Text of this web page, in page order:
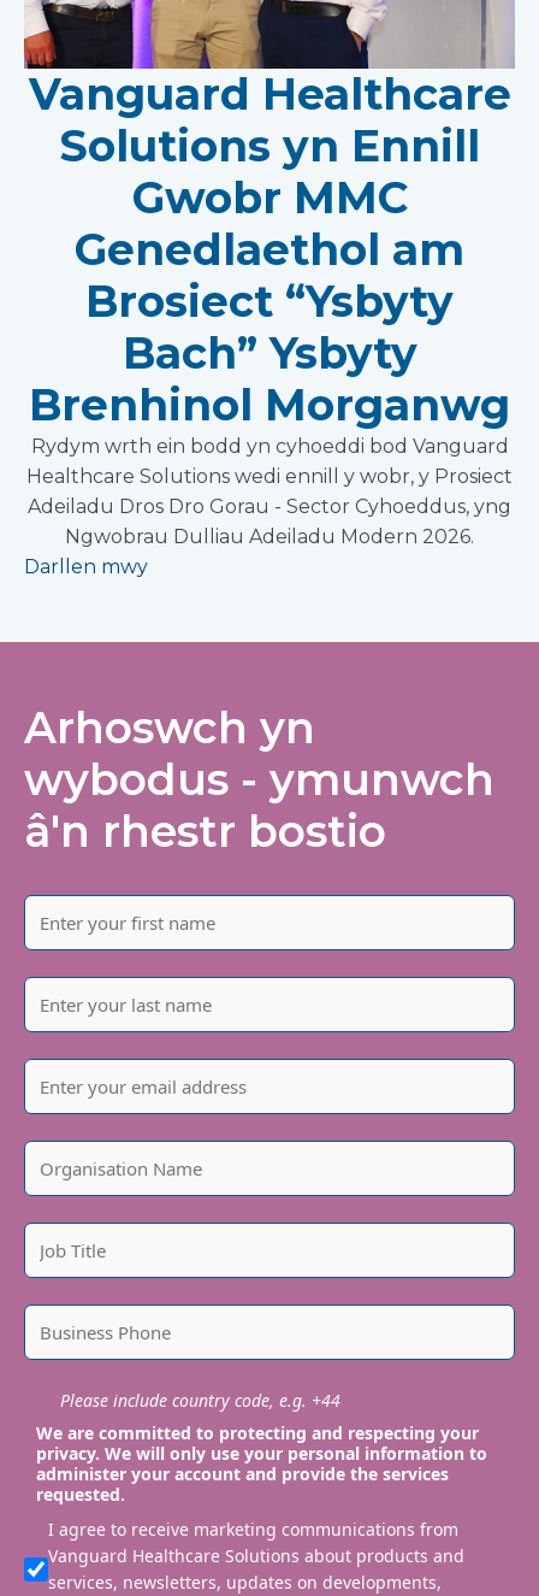
Vanguard Healthcare
Solutions yn Ennill
Gwobr MMC
Genedlaethol am
Brosiect “Ysbyty
Bach” Ysbyty
Brenhinol Morganwg
Rydym wrth ein bodd yn cyhoeddi bod Vanguard
Healthcare Solutions wedi ennill y wobr, y Prosiect
Adeiladu Dros Dro Gorau - Sector Cyhoeddus, yng
Ngwobrau Dulliau Adeiladu Modern 2026.
Darllen mwy
Arhoswch yn
wybodus - ymunwch
â'n rhestr bostio
Please include country code, e.g. +44
We are committed to protecting and respecting your
privacy. We will only use your personal information to
administer your account and provide the services
requested.
I agree to receive marketing communications from
Vanguard Healthcare Solutions about products and
services, newsletters, updates on developments,